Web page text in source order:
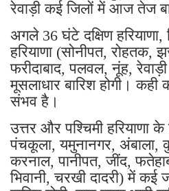
रेवाड़ी कई जिलों में आज तेज
अगले 36 घंटे दक्षिण
हरियाणा (सोनीपत, रोहतक,
फरीदाबाद, पलवल, नूंह,
मूसलाधार बारिश होगी। कही
संभव है।
उत्तर और पश्चिमी हरियाणा
पंचकूला, यमुनानगर, अंबाला,
करनाल, पानीपत, जींद,
भिवानी, चरखी दादरी) में